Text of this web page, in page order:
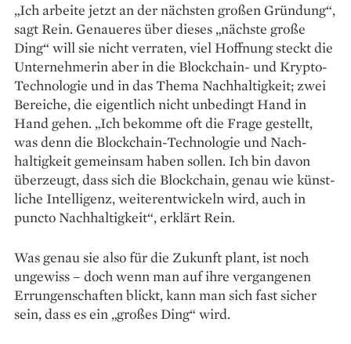
„Ich arbeite jetzt an der nächsten großen Gründung“,
sagt Rein. Genaueres über dieses „nächste große
Ding“ will sie nicht verraten, viel Hoffnung steckt die
Unter­nehmerin aber in die Blockchain- und Krypto-
Technologie und in das Thema Nachhaltigkeit; zwei
Bereiche, die eigentlich nicht unbedingt Hand in
Hand gehen. „Ich bekomme oft die Frage gestellt,
was denn die Blockchain-Technologie und Nach­
haltigkeit gemeinsam haben sollen. Ich bin davon
überzeugt, dass sich die Blockchain, genau wie künst­
liche Intelligenz, weiterentwickeln wird, auch in
puncto Nachhaltigkeit“, erklärt Rein.
Was genau sie also für die Zukunft plant, ist noch
ungewiss – doch wenn man auf ihre vergangenen
Errungenschaften blickt, kann man sich fast sicher
sein, dass es ein „großes Ding“ wird.